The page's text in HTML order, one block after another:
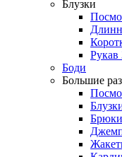
Блузки
Рукав
Боди
Большие
Брюки